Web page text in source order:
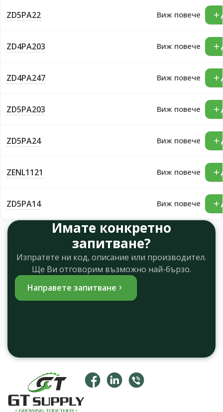
ZD5PA22 Виж повече
ZD4PA203 Виж повече
ZD4PA247 Виж повече
ZD5PA203 Виж повече
ZD5PA24 Виж повече
ZENL1121 Виж повече
ZD5PA14 Виж повече
Имате конкретно
запитване?
Изпратете ни код, описание или производител.
Ще Ви отговорим възможно най-бързо.
Направете запитване